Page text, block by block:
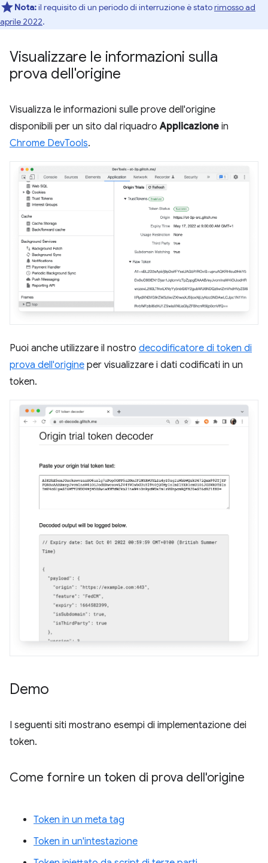
Nota:il requisito di un periodo di interruzione è statorimosso ad
aprile 2022.
Visualizzare le informazioni sulla
prova dell'origine
Visualizza le informazioni sulle prove dell'origine
disponibili per un sito dal riquadroApplicazione in
Chrome DevTools.
Puoi anche utilizzare il nostro decodificatore di token di
prova dell'origine per visualizzare i dati codificati in un
token.
Demo
I seguenti siti mostrano esempi di implementazione dei
token.
Come fornire un token di prova dell'origine
Token in un meta tag
Token in un'intestazione